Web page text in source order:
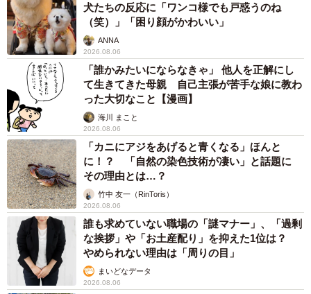
犬たちの反応に「ワンコ様でも戸惑うのね
（笑）」「困り顔がかわいい」
ANNA
2026.08.06
「誰かみたいにならなきゃ」 他人を正解にし
て生きてきた母親 自己主張が苦手な娘に教わ
った大切なこと【漫画】
海川 まこと
2026.08.06
「カニにアジをあげると青くなる」ほんと
に！？ 「自然の染色技術が凄い」と話題に
その理由とは…？
竹中 友一（RinToris）
2026.08.06
誰も求めていない職場の「謎マナー」、「過剰
な挨拶」や「お土産配り」を抑えた1位は？
やめられない理由は「周りの目」
まいどなデータ
2026.08.06